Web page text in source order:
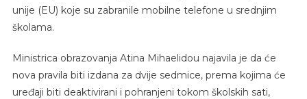
unije (EU) koje su zabranile mobilne telefone u srednjim
školama.
Ministrica obrazovanja Atina Mihaelidou najavila je da će
nova pravila biti izdana za dvije sedmice, prema kojima će
uređaji biti deaktivirani i pohranjeni tokom školskih sati,